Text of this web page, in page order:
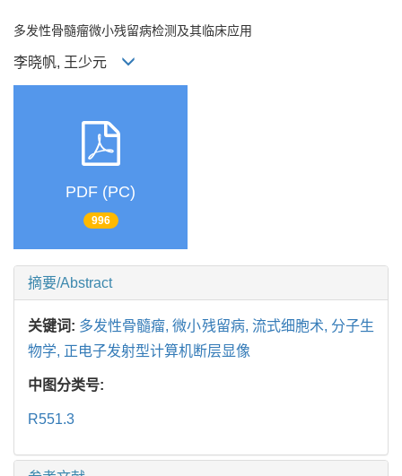
多发性骨髓瘤微小残留病检测及其临床应用
李晓帆, 王少元
PDF (PC)
996
摘要/Abstract
关键词: 多发性骨髓瘤,微小残留病, 流式细胞术, 分子生
物学, 正电子发射型计算机断层显像
中图分类号:
R551.3